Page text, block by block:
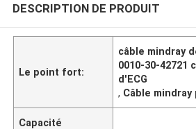
DESCRIPTION DE PRODUIT
Le point fort:
câble mindray
0010-30-42721
d'ECG
, Câble
Capacité